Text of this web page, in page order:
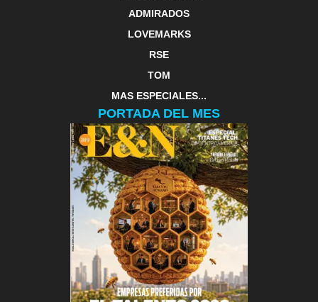
ADMIRADOS
LOVEMARKS
RSE
TOM
MAS ESPECIALES...
PORTADA DEL MES